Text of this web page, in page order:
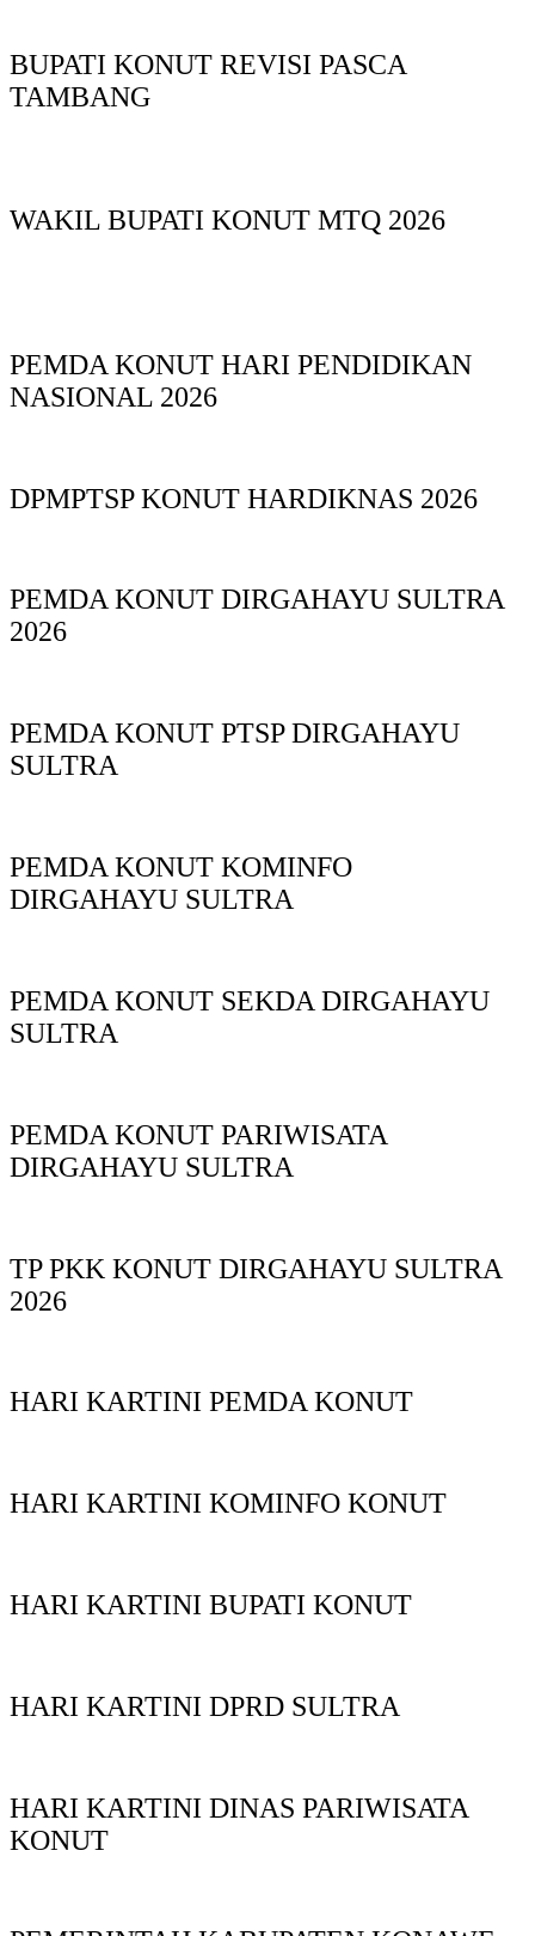
BUPATI KONUT REVISI PASCA
TAMBANG
WAKIL BUPATI KONUT MTQ 2026
PEMDA KONUT HARI PENDIDIKAN
NASIONAL 2026
DPMPTSP KONUT HARDIKNAS 2026
PEMDA KONUT DIRGAHAYU SULTRA
2026
PEMDA KONUT PTSP DIRGAHAYU
SULTRA
PEMDA KONUT KOMINFO
DIRGAHAYU SULTRA
PEMDA KONUT SEKDA DIRGAHAYU
SULTRA
PEMDA KONUT PARIWISATA
DIRGAHAYU SULTRA
TP PKK KONUT DIRGAHAYU SULTRA
2026
HARI KARTINI PEMDA KONUT
HARI KARTINI KOMINFO KONUT
HARI KARTINI BUPATI KONUT
HARI KARTINI DPRD SULTRA
HARI KARTINI DINAS PARIWISATA
KONUT